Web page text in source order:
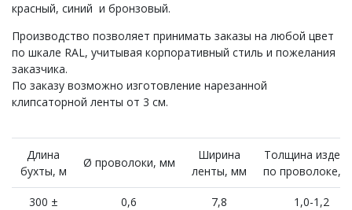
красный, синий и бронзовый.
Производство позволяет принимать заказы на любой цвет
по шкале RAL, учитывая корпоративный стиль и пожелания
заказчика.
По заказу возможно изготовление нарезанной
клипсаторной ленты от 3 см.
Длина
бухты, м
Ø проволоки, мм
Ширина
ленты, мм
Толщина
по проволоке,
300 ±
0,6 7,8 1,0-1,2